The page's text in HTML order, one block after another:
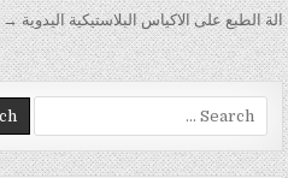
تصفّح المقالات
الة الطبع على الاكياس البلاستيكية اليدوية →
Search for: